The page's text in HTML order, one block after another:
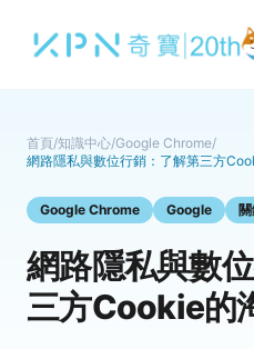
首頁/知識中心/Google Chrome/
網路隱私與數位行銷：了解第三方
Google Chrome Google
網路隱私與數
三方Cookie的